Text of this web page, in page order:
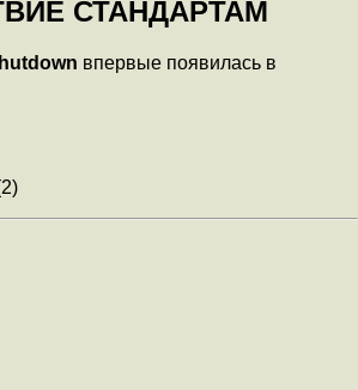
СТАНДАРТАМ
впервые появилась в